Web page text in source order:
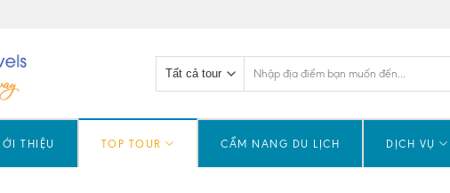
kiếm:
THIỆU TOP TOUR CẨM NANG DU LỊCH DỊCH VỤ